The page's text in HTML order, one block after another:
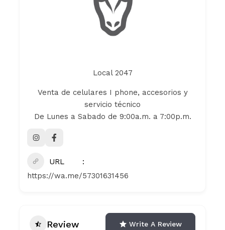
Local 2047
Venta de celulares I phone, accesorios y
servicio técnico
De Lunes a Sabado de 9:00a.m. a 7:00p.m.
URL
https://wa.me/57301631456
Review Write A Review